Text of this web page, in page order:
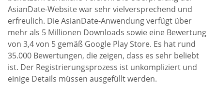
AsianDate-Website war sehr vielversprechend und
erfreulich. Die AsianDate-Anwendung verfügt über
mehr als 5 Millionen Downloads sowie eine Bewertung
von 3,4 von 5 gemäß Google Play Store. Es hat rund
35.000 Bewertungen, die zeigen, dass es sehr beliebt
ist. Der Registrierungsprozess ist unkompliziert und
einige Details müssen ausgefüllt werden.